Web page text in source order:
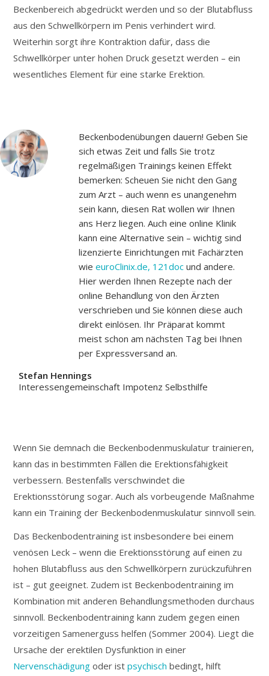
Beckenbereich abgedrückt werden und so der Blutabfluss
aus den Schwellkörpern im Penis verhindert wird.
Weiterhin sorgt ihre Kontraktion dafür, dass die
Schwellkörper unter hohen Druck gesetzt werden – ein
wesentliches Element für eine starke Erektion.
Beckenbodenübungen dauern! Geben Sie
sich etwas Zeit und falls Sie trotz
regelmäßigen Trainings keinen Effekt
bemerken: Scheuen Sie nicht den Gang
zum Arzt – auch wenn es unangenehm
sein kann, diesen Rat wollen wir Ihnen
ans Herz liegen. Auch eine online Klinik
kann eine Alternative sein – wichtig sind
lizenzierte Einrichtungen mit Fachärzten
wieeuroClinix.de, 121doc und andere.
Hier werden Ihnen Rezepte nach der
online Behandlung von den Ärzten
verschrieben und Sie können diese auch
direkt einlösen. Ihr Präparat kommt
meist schon am nächsten Tag bei Ihnen
per Expressversand an.
Stefan Hennings
Interessengemeinschaft Impotenz Selbsthilfe
Wenn Sie demnach die Beckenbodenmuskulatur trainieren,
kann das in bestimmten Fällen die Erektionsfähigkeit
verbessern. Bestenfalls verschwindet die
Erektionsstörung sogar. Auch als vorbeugende Maßnahme
kann ein Training der Beckenbodenmuskulatur sinnvoll sein.
Das Beckenbodentraining ist insbesondere bei einem
venösen Leck – wenn die Erektionsstörung auf einen zu
hohen Blutabfluss aus den Schwellkörpern zurückzuführen
ist – gut geeignet. Zudem ist Beckenbodentraining im
Kombination mit anderen Behandlungsmethoden durchaus
sinnvoll. Beckenbodentraining kann zudem gegen einen
vorzeitigen Samenerguss helfen (Sommer 2004). Liegt die
Ursache der erektilen Dysfunktion in einer
Nervenschädigung oder ist psychisch bedingt, hilft